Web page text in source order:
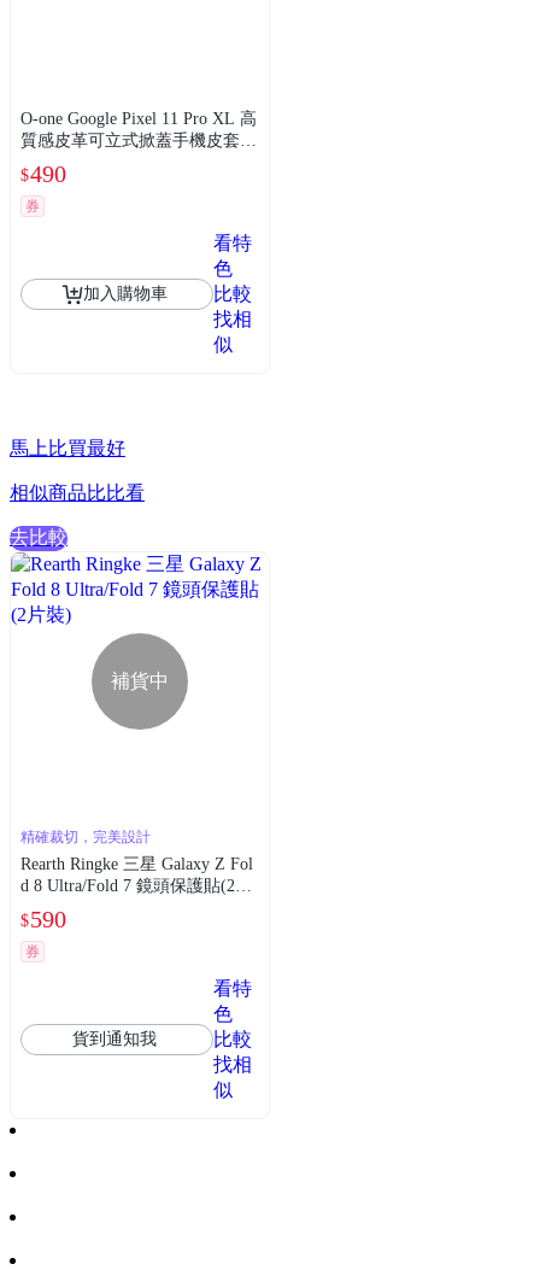
O-one Google Pixel 11 Pro XL 高
質感皮革可立式掀蓋手機皮套
$490
券
加入購物車
看特
色
比較
找相
似
馬上比買最好
相似商品比比看
去比較
補貨中
精確裁切，完美設計
Rearth Ringke 三星 Galaxy Z Fol
d 8 Ultra/Fold 7 鏡頭保護貼(2片
$590
券
貨到通知我
看特
色
比較
找相
似